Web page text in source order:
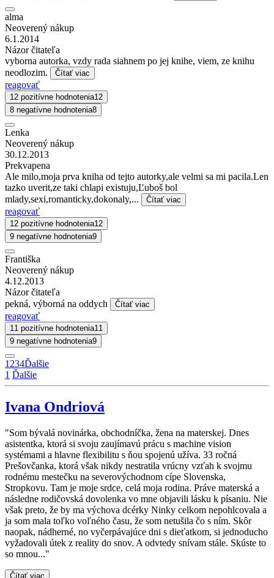
alma
Neoverený nákup
6.1.2014
Názor čitateľa
vyborna autorka, vzdy rada siahnem po jej knihe, viem, ze knihu
neodlozim.
Čítať viac
reagovať
12 pozitívne hodnotenia12
8 negatívne hodnotenia8
Lenka
Neoverený nákup
30.12.2013
Prekvapena
Ale milo,moja prva kniha od tejto autorky,ale velmi sa mi pacila.Len
tazko uverit,ze taki chlapi existuju,Ľuboš bol
mlady,sexi,romanticky,dokonaly,...
Čítať viac
reagovať
12 pozitívne hodnotenia12
9 negatívne hodnotenia9
Františka
Neoverený nákup
4.12.2013
Názor čitateľa
pekná, výborná na oddych
Čítať viac
reagovať
11 pozitívne hodnotenia11
9 negatívne hodnotenia9
1 234Ďalšie
1 Ďalšie
Ivana Ondriová
"Som bývalá novinárka, obchodníčka, žena na materskej. Dnes
asistentka, ktorá si svoju zaujímavú prácu s machine vision
systémami a hlavne flexibilitu s ňou spojenú užíva. 33 ročná
Prešovčanka, ktorá však nikdy nestratila vrúcny vzťah k svojmu
rodnému mestečku na severovýchodnom cípe Slovenska,
Stropkovu. Tam je moje srdce, celá moja rodina. Práve materská a
následne rodičovská dovolenka vo mne objavili lásku k písaniu. Nie
však preto, že by ma výchova dcérky Ninky celkom nepohlcovala a
ja som mala toľko voľného času, že som netušila čo s ním. Skôr
naopak, nádherné, no vyčerpávajúce dni s dieťatkom, si jednoducho
vyžadovali útek z reality do snov. A odvtedy snívam stále. Skúste to
so mnou..."
Čítať viac